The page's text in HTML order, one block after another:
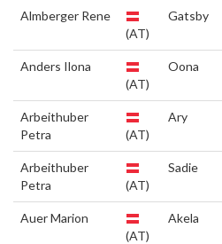
Almberger Rene
(AT)
Gatsby
Anders Ilona
(AT)
Oona
Arbeithuber
Petra
(AT)
Ary
Arbeithuber
Petra
(AT)
Sadie
Auer Marion
(AT)
Akela